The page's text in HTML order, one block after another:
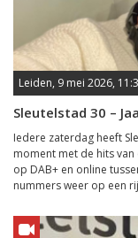
Leiden, 9 mei 2026,
Sleutelstad 30 –
Iedere zaterdag heeft
moment met de hits
op DAB+ en online
nummers weer op een